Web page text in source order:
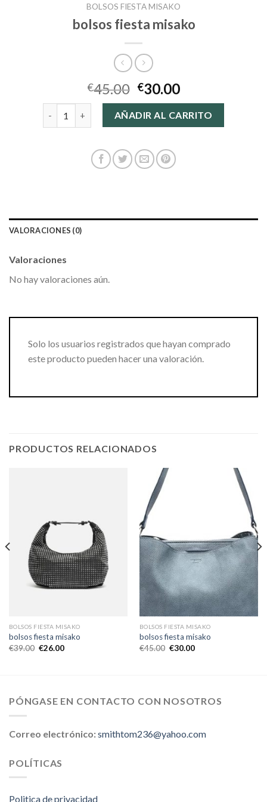
BOLSOS FIESTA MISAKO
bolsos fiesta misako
€45.00 €30.00
bolsos fiesta misako cantidadAÑADIR AL CARRITO
VALORACIONES (0)
Valoraciones
No hay valoraciones aún.
Solo los usuarios registrados que hayan comprado
este producto pueden hacer una valoración.
PRODUCTOS RELACIONADOS
BOLSOS FIESTA MISAKO
bolsos fiesta misako
€39.00 €26.00
BOLSOS FIESTA MISAKO
bolsos fiesta misako
€45.00 €30.00
PÓNGASE EN CONTACTO CON NOSOTROS
Correo electrónico:smithtom236@yahoo.com
POLÍTICAS
Politica de privacidad